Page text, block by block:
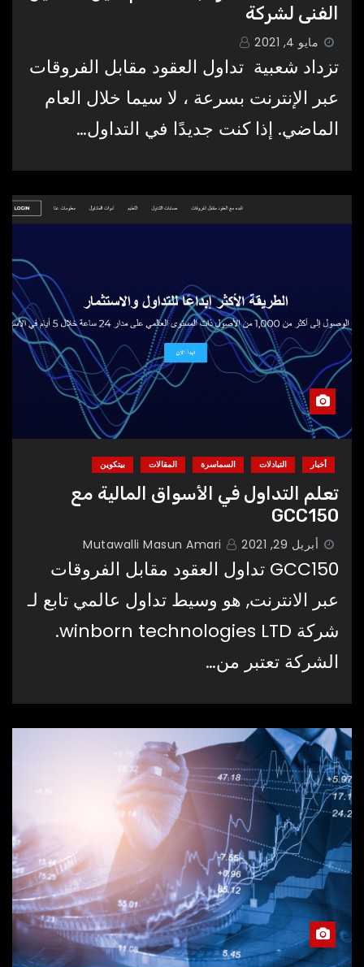
الفني لشركة
مايو 4, 2021
تزداد شعبية تداول العقود مقابل الفروقات
عبر الإنترنت بسرعة ، لا سيما خلال العام
الماضي. إذا كنت جديدًا في التداول…
أخبار التبادلات السماسرة المقالات بيتكوين
تعلم التداول في الأسواق المالية مع
GCC150
أبريل 29, 2021
GCC150 تداول العقود مقابل الفروقات
عبر الانترنت, هو وسيط تداول عالمي تابع لـ
شركة winborn technologies LTD.
الشركة تعتبر من…